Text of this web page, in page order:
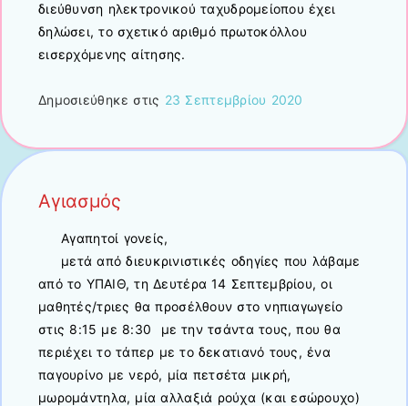
διεύθυνση ηλεκτρονικού ταχυδρομείοπου έχει
δηλώσει, το σχετικό αριθμό πρωτοκόλλου
εισερχόμενης αίτησης.
Δημοσιεύθηκε στις 23 Σεπτεμβρίου 2020
Αγιασμός
Αγαπητοί γονείς,
μετά από διευκρινιστικές οδηγίες που λάβαμε
από το ΥΠΑΙΘ, τη Δευτέρα 14 Σεπτεμβρίου, οι
μαθητές/τριες θα προσέλθουν στο νηπιαγωγείο
στις 8:15 με 8:30 με την τσάντα τους, που θα
περιέχει το τάπερ με το δεκατιανό τους, ένα
παγουρίνο με νερό, μία πετσέτα μικρή,
μωρομάντηλα, μία αλλαξιά ρούχα (και εσώρουχο)